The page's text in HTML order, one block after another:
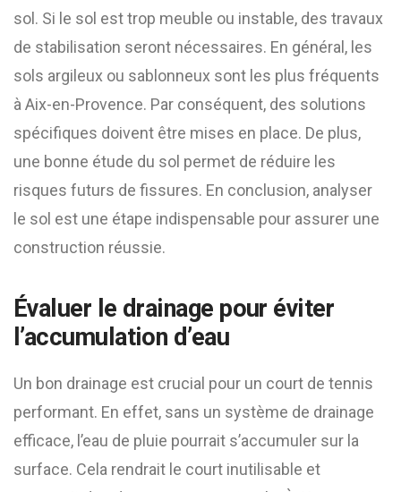
sol. Si le sol est trop meuble ou instable, des travaux
de stabilisation seront nécessaires. En général, les
sols argileux ou sablonneux sont les plus fréquents
à Aix-en-Provence. Par conséquent, des solutions
spécifiques doivent être mises en place. De plus,
une bonne étude du sol permet de réduire les
risques futurs de fissures. En conclusion, analyser
le sol est une étape indispensable pour assurer une
construction réussie.
Évaluer le drainage pour éviter
l’accumulation d’eau
Un bon drainage est crucial pour un court de tennis
performant. En effet, sans un système de drainage
efficace, l’eau de pluie pourrait s’accumuler sur la
surface. Cela rendrait le court inutilisable et